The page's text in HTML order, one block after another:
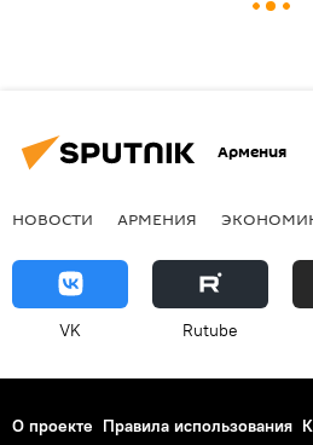
Армения
НОВОСТИ АРМЕНИЯ
VK Rutube
О проекте Правила использования